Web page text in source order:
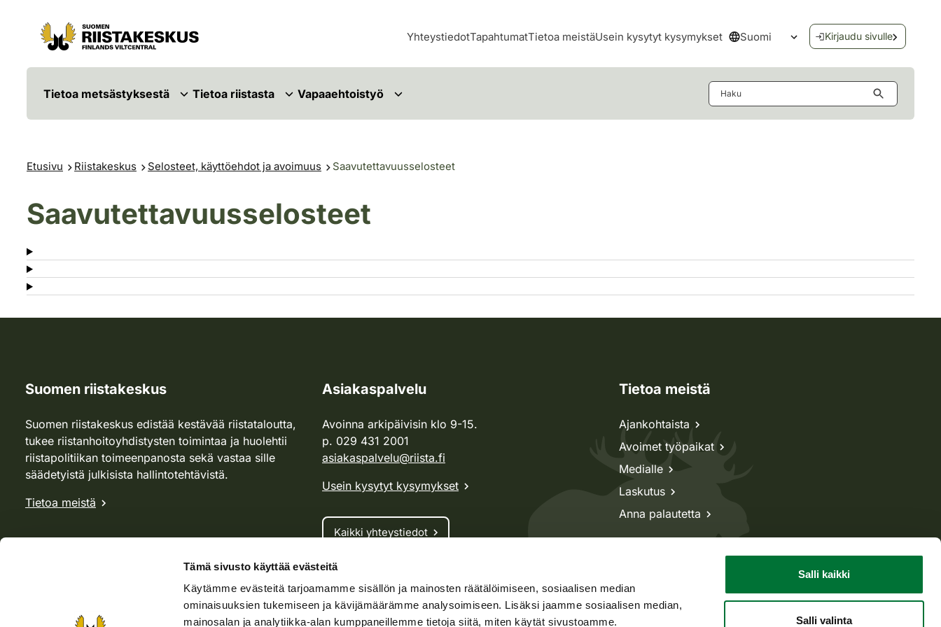
Tämä sivusto käyttää evästeitä
Käytämme evästeitä tarjoamamme sisällön ja mainosten räätälöimiseen, sosiaalisen median
ominaisuuksien tukemiseen ja kävijämäärämme analysoimiseen. Lisäksi jaamme sosiaalisen median,
mainosalan ja analytiikka-alan kumppaneillemme tietoja siitä, miten käytät sivustoamme.
Salli kaikki
Salli valinta
Siirry sisältöön
Siirry sivustokarttaan
YhteystiedotTapahtumatTietoa meistäUsein kysytyt kysymykset Suomi
Avaa kielivalikko
Kirjaudu sivulle
Tietoa metsästyksestä Tietoa riistasta Vapaaehtoistyö
Etusivu Riistakeskus Selosteet, käyttöehdot ja avoimuus Saavutettavuusselosteet
Saavutettavuusselosteet
Suomen riistakeskus
Suomen riistakeskus edistää kestävää riistataloutta,
tukee riistanhoitoyhdistysten toimintaa ja huolehtii
riistapolitiikan toimeenpanosta sekä vastaa sille
säädetyistä julkisista hallintotehtävistä.
Tietoa meistä
Asiakaspalvelu
Avoinna arkipäivisin klo 9-15.
p. 029 431 2001
asiakaspalvelu@riista.fi
Usein kysytyt kysymykset
Kaikki yhteystiedot
Metsästyskortti-asiat
Oma riista -asiat
Lupa-asiat
Tietoa meistä
Ajankohtaista
Avoimet työpaikat
Medialle
Laskutus
Anna palautetta